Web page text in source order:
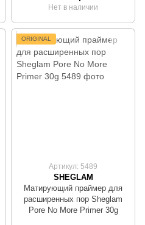
Нет в наличии
ORIGINAL
Артикул: 5489
SHEGLAM
Матирующий праймер для
расширенных пор Sheglam
Pore No More Primer 30g